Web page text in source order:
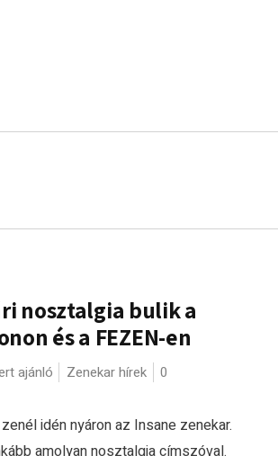
nosztalgia bulik a
és a FEZEN-en
ajánló Zenekar hírek
0
idén nyáron az Insane zenekar.
amolyan nosztalgia címszóval.